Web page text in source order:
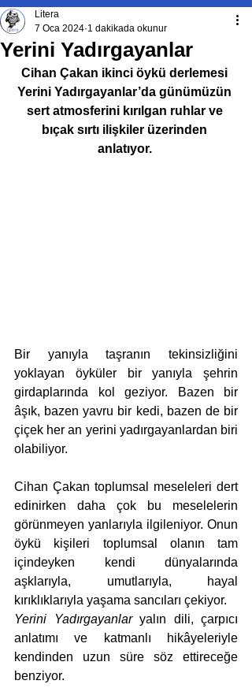
Yerini Yadırgayanlar
Litera
7 Oca 2024 1 dakikada okunur
Cihan Çakan ikinci öykü derlemesi
Yerini Yadırgayanlar’da günümüzün
sert atmosferini kırılgan ruhlar ve
bıçak sırtı ilişkiler üzerinden
anlatıyor.
Bir yanıyla taşranın tekinsizliğini
yoklayan öyküler bir yanıyla şehrin
girdaplarında kol geziyor. Bazen bir
âşık, bazen yavru bir kedi, bazen de bir
çiçek her an yerini yadırgayanlardan biri
olabiliyor.
Cihan Çakan toplumsal meseleleri dert
edinirken daha çok bu meselelerin
görünmeyen yanlarıyla ilgileniyor. Onun
öykü kişileri toplumsal olanın tam
içindeyken kendi dünyalarında
aşklarıyla, umutlarıyla, hayal
kırıklıklarıyla yaşama sancıları çekiyor.
Yerini Yadırgayanlar yalın dili, çarpıcı
anlatımı ve katmanlı hikâyeleriyle
kendinden uzun süre söz ettireceğe
benziyor.